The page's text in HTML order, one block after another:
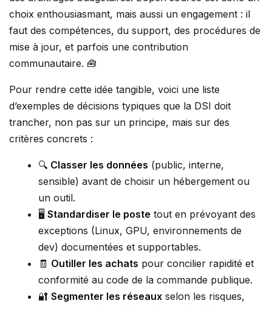
choix enthousiasmant, mais aussi un engagement : il
faut des compétences, du support, des procédures de
mise à jour, et parfois une contribution
communautaire. 🧰
Pour rendre cette idée tangible, voici une liste
d’exemples de décisions typiques que la DSI doit
trancher, non pas sur un principe, mais sur des
critères concrets :
🔍 Classer les données (public, interne,
sensible) avant de choisir un hébergement ou
un outil.
🖥️ Standardiser le poste tout en prévoyant des
exceptions (Linux, GPU, environnements de
dev) documentées et supportables.
🧾 Outiller les achats pour concilier rapidité et
conformité au code de la commande publique.
🔐 Segmenter les réseauxselon les risques,